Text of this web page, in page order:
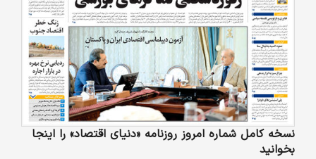
نسخه کامل شماره امروز روزنامه «دنیای‌ اقتصاد» را اینجا
بخوانید